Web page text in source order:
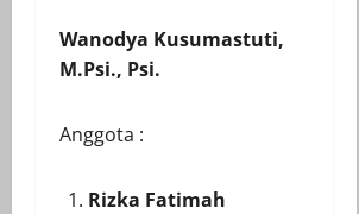
Wanodya Kusumastuti,
M.Psi., Psi.
Anggota :
Rizka Fatimah